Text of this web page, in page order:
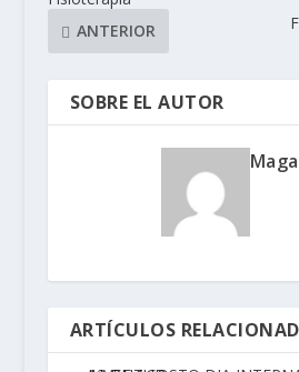
ANTERIOR
SOBRE EL AUTOR
ARTÍCULOS